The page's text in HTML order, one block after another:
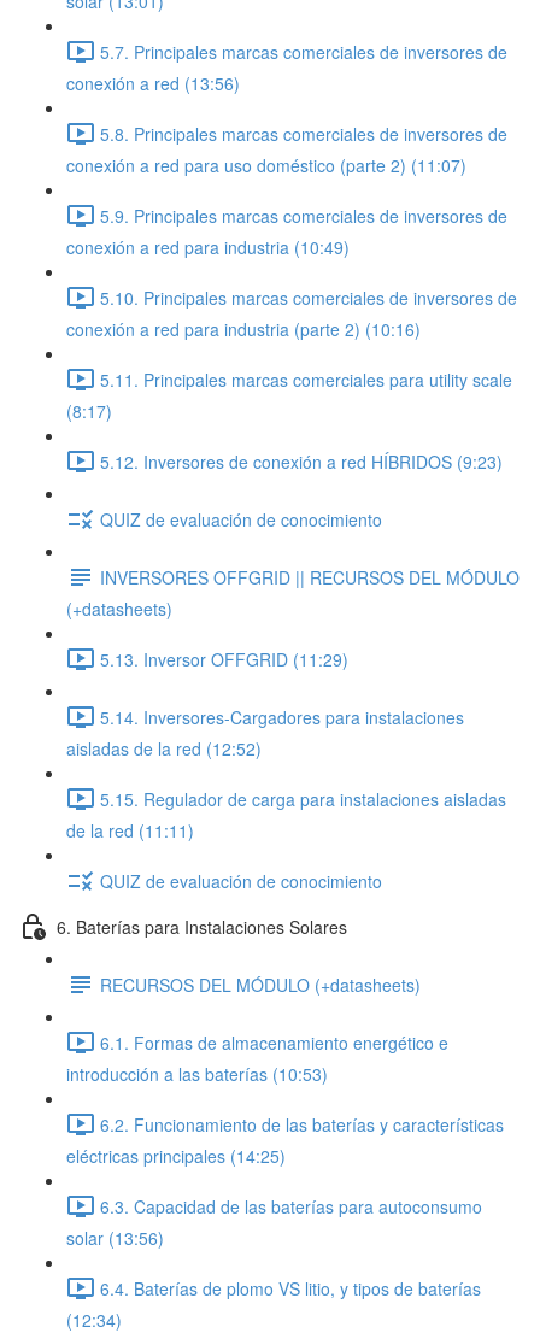
5.7. Principales marcas comerciales de inversores de
conexión a red (13:56)
5.8. Principales marcas comerciales de inversores de
conexión a red para uso doméstico (parte 2) (11:07)
5.9. Principales marcas comerciales de inversores de
conexión a red para industria (10:49)
5.10. Principales marcas comerciales de inversores de
conexión a red para industria (parte 2) (10:16)
5.11. Principales marcas comerciales para utility scale
(8:17)
5.12. Inversores de conexión a red HÍBRIDOS (9:23)
QUIZ de evaluación de conocimiento
INVERSORES OFFGRID || RECURSOS DEL MÓDULO
(+datasheets)
5.13. Inversor OFFGRID (11:29)
5.14. Inversores-Cargadores para instalaciones
aisladas de la red (12:52)
5.15. Regulador de carga para instalaciones aisladas
de la red (11:11)
QUIZ de evaluación de conocimiento
6. Baterías para Instalaciones Solares
RECURSOS DEL MÓDULO (+datasheets)
6.1. Formas de almacenamiento energético e
introducción a las baterías (10:53)
6.2. Funcionamiento de las baterías y características
eléctricas principales (14:25)
6.3. Capacidad de las baterías para autoconsumo
solar (13:56)
6.4. Baterías de plomo VS litio, y tipos de baterías
(12:34)